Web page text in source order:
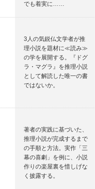
でも着実に……
3人の気鋭仏文学者が推
理小説を題材に≪読み≫
の学を展開する。『ドグ
ラ・マグラ』を推理小説
として解読した唯一の書
ではないか。
著者の実践に基づいた、
推理小説が完成するまで
の手順と方法。実作「三
幕の喜劇」を例に、小説
作りの楽屋裏を惜しげな
く披露する。